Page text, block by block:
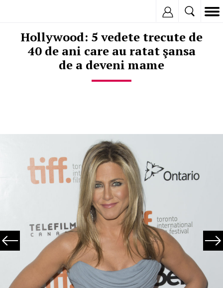
Hollywood: 5 vedete trecute de
40 de ani care au ratat şansa
de a deveni mame